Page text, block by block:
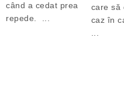
când a cedat prea
repede. ...
care să
caz în
...